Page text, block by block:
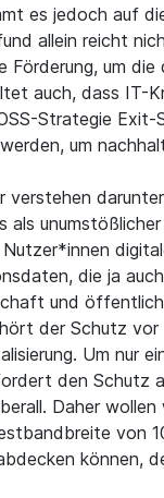
es jedoch auf
allein reicht
um
auch, dass IT-
Strategie
um
die ja
und
der Schutz
Um nur
den Schutz
Daher
von
können,